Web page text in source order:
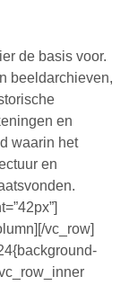
de basis voor.
beeldarchieven,
en
waarin het
en
vc_row]